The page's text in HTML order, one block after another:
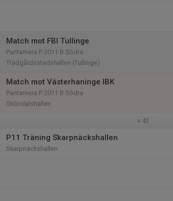
Match mot FBI Tullinge
Pantamera P 2011 B Södra
Trädgårdsstadshallen (Tullinge)
Match mot Västerhaninge IBK
Pantamera P 2011 B Södra
Sköndalshallen
v.42
P11 Träning Skarpnäckshallen
Skarpnäckshallen